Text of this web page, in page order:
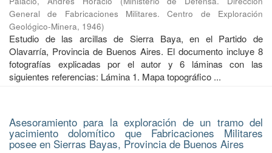
General de Fabricaciones Militares. Centro de Exploración
Geológico-Minera, 1946)
Estudio de las arcillas de Sierra Baya, en el Partido de
Olavarría, Provincia de Buenos Aires. El documento incluye 8
fotografías explicadas por el autor y 6 láminas con las
siguientes referencias: Lámina 1. Mapa topográfico ...
Asesoramiento para la exploración de un tramo del
yacimiento dolomítico que Fabricaciones Militares
posee en Sierras Bayas, Provincia de Buenos Aires